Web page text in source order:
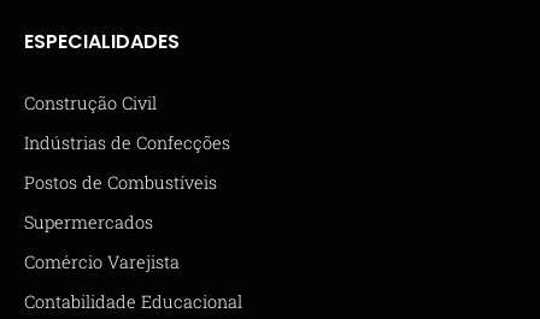
ESPECIALIDADES
Construção Civil
Indústrias de Confecções
Postos de Combustíveis
Supermercados
Comércio Varejista
Contabilidade Educacional